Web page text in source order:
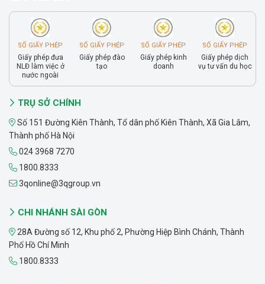
SỐ GIẤY PHÉP
Giấy phép đưa
NLĐ làm việc ở
nước ngoài
SỐ GIẤY PHÉP
Giấy phép đào
tạo
SỐ GIẤY PHÉP
Giấy phép kinh
doanh
SỐ GIẤY PHÉP
Giấy phép dịch
vụ tư vấn du học
TRỤ SỞ CHÍNH
Số 151 Đường Kiên Thành, Tổ dân phố Kiên Thành, Xã Gia Lâm,
Thành phố Hà Nội
024 3968 7270
1800.8333
3qonline@3qgroup.vn
CHI NHÁNH SÀI GÒN
28A Đường số 12, Khu phố 2, Phường Hiệp Bình Chánh, Thành
Phố Hồ Chí Minh
1800.8333